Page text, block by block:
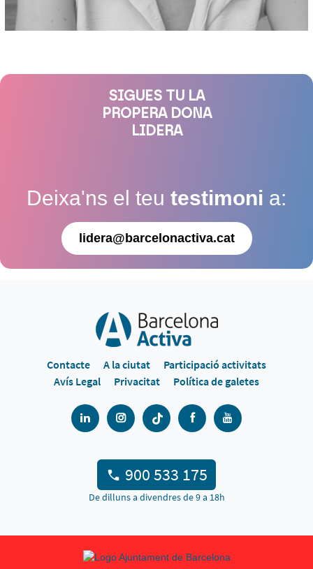
SIGUES TU LA
PROPERA DONA
LIDERA
Deixa'ns el teu testimoni a:
lidera@barcelonactiva.cat
Contacte A la ciutat
Participació activitats
Avís Legal
Privacitat Política de galetes
900 533 175
De dilluns a divendres de 9 a 18h